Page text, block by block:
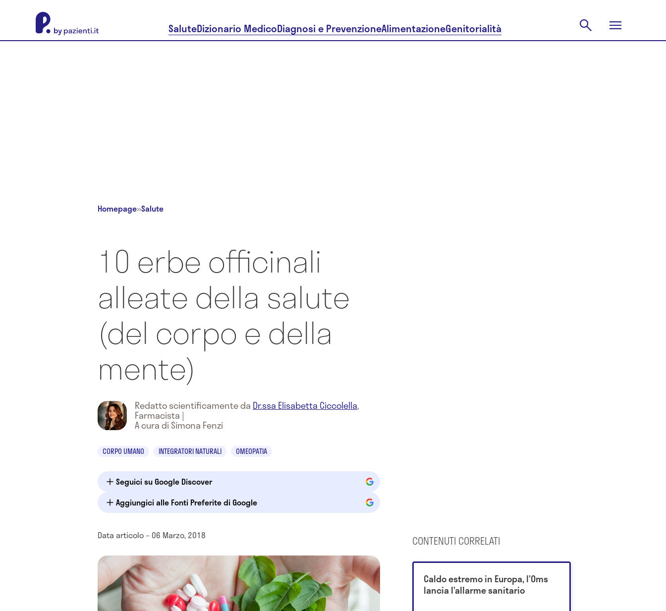
SaluteDizionario MedicoDiagnosi e PrevenzioneAlimentazioneGenitorialità
Homepage»Salute
10 erbe officinali
alleate della salute
(del corpo e della
mente)
Redatto scientificamente da Dr.ssa Elisabetta Ciccolella,
Farmacista |
A cura di Simona Fenzi
CORPO UMANO INTEGRATORI NATURALI OMEOPATIA
Seguici su Google Discover
Aggiungici alle Fonti Preferite di Google
Data articolo – 06 Marzo, 2018 CONTENUTI CORRELATI
Caldo estremo in Europa, l’Oms
lancia l’allarme sanitario